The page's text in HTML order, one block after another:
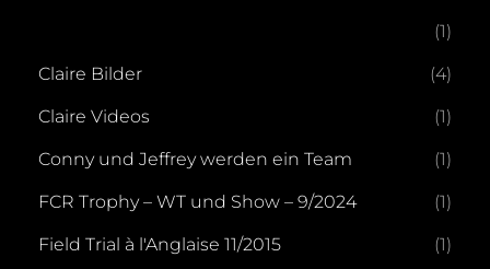
(1)
Claire Bilder (4)
Claire Videos (1)
Conny und Jeffrey werden ein Team (1)
FCR Trophy – WT und Show – 9/2024 (1)
Field Trial à l'Anglaise 11/2015 (1)